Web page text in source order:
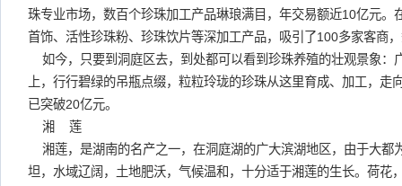
珠专业市场，数百个珍珠加工产品琳琅满目，年交易额近10亿元。
首饰、活性珍珠粉、珍珠饮片等深加工产品，吸引了100多家客商
如今，只要到洞庭区去，到处都可以看到珍珠养殖的壮观景象：
上，行行碧绿的吊瓶点缀，粒粒玲珑的珍珠从这里育成、加工，走
已突破20亿元。
湘 莲
湘莲，是湖南的名产之一，在洞庭湖的广大滨湖地区，由于大都
坦，水域辽阔，土地肥沃，气候温和，十分适于湘莲的生长。荷花